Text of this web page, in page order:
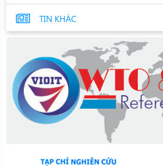
TIN KHÁC